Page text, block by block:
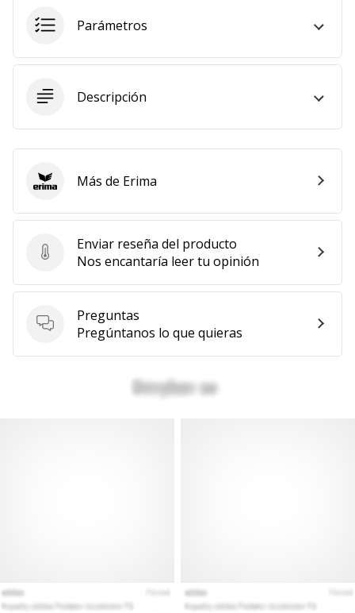
Parámetros
Descripción
Enviar reseña del producto
Enviar reseña del producto
Nos encantaría leer tu opinión
Preguntas
Preguntas
Pregúntanos lo que quieras
ErimaMás de Erima